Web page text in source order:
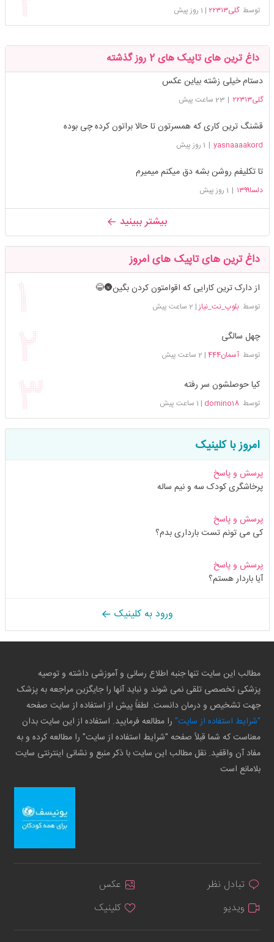
توسطگلی۲۲۳۱۳ | 1 روز پیش
داغ ترین های تاپیک های 2 روز گذشته
دستام خیلی زشته بیاین عکس
گلی۲۲۳۱۳ | 23 ساعت پیش
قشنگ ترین کاری که همسرتون تا حالا براتون کرده چی بوده
yasnaaaakord
| 1 روز پیش
تا تکلیفم روشن بشه دق میکنم میمیرم
دلسا۱۳۹۹ | 1 روز پیش
بیشتر ببینید
داغ ترین های تاپیک های امروز
از دارک ترین کارایی که اقوامتون کردن بگین🌚😂
توسطبلوپ_نت_نیاز | 2 ساعت پیش
چهل سالگی
توسطآسمان444 | 2 ساعت پیش
کیا حوصلشون سر رفته
توسطdomino18
| 1 ساعت پیش
امروز با کلینیک
پرسش و پاسخ
پرخاشگری کودک سه و نیم ساله
پرسش و پاسخ
کی می تونم تست بارداری بدم؟
پرسش و پاسخ
آیا باردار هستم؟
ورود به کلینیک
مطالب این سایت تنها جنبه اطلاع رسانی و آموزشی داشته و توصیه
پزشکی تخصصی تلقی نمی شوند و نباید آنها را جایگزین مراجعه به پزشک
جهت تشخیص و درمان دانست. لطفاً پیش از استفاده از سایت صفحه
"شرایط استفاده از سایت" را مطالعه فرمایید. استفاده از این سایت بدان
معناست که شما قبلاً صفحه "شرایط استفاده از سایت" را مطالعه کرده و به
مفاد آن واقفید. نقل مطالب این سایت با ذکر منبع و نشانی اینترنتی سایت
بلامانع است
تبادل نظر
عکس
ویدیو
کلینیک